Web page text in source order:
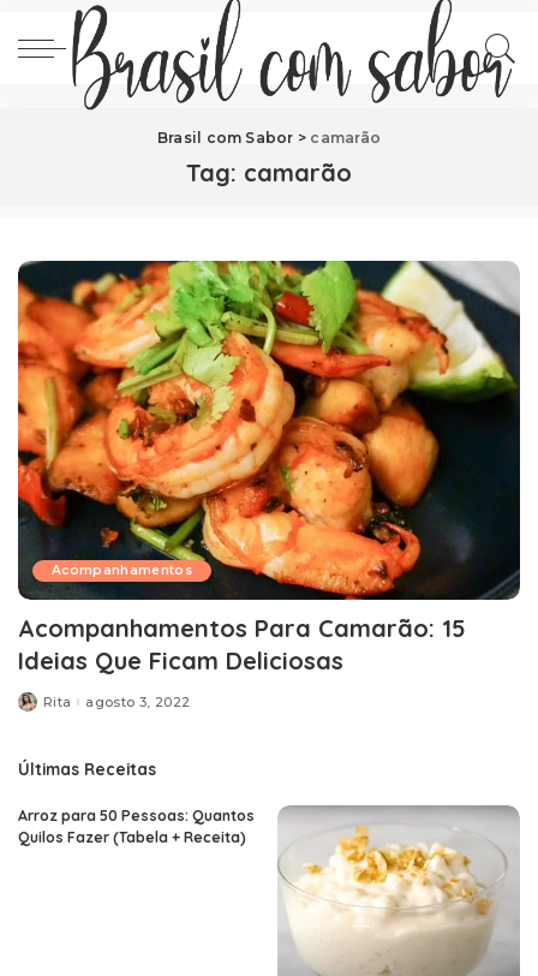
Brasil com Sabor > camarão
Tag: camarão
Acompanhamentos
Acompanhamentos Para Camarão: 15
Ideias Que Ficam Deliciosas
Posted
Rita agosto 3, 2022
Últimas Receitas
Arroz para 50 Pessoas: Quantos
Quilos Fazer (Tabela + Receita)